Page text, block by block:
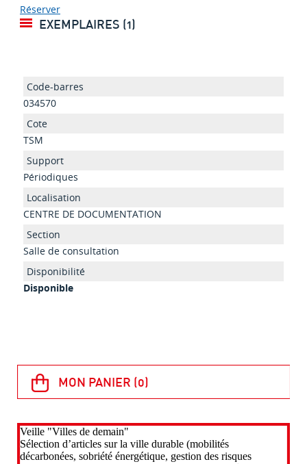
Réserver
EXEMPLAIRES (1)
034570
TSM
Périodiques
CENTRE DE DOCUMENTATION
Salle de consultation
Disponible